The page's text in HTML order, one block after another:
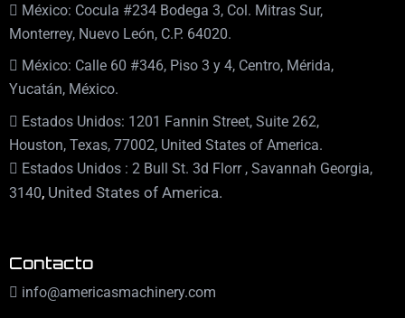
México: Cocula #234 Bodega 3, Col. Mitras Sur,
Monterrey, Nuevo León, C.P. 64020.
México: Calle 60 #346, Piso 3 y 4, Centro, Mérida,
Yucatán, México.
Estados Unidos: 1201 Fannin Street, Suite 262,
Houston, Texas, 77002, United States of America.
Estados Unidos : 2 Bull St. 3d Florr , Savannah Georgia,
3140, United States of America.
Contacto
info@americasmachinery.com